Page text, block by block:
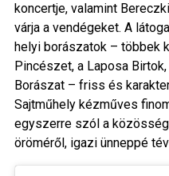
koncertje, valamint
várja a vendégeket. A
helyi borászatok – többek
Pincészet, a Laposa
Borászat – friss és
Sajtműhely kézműves
egyszerre szól a
öröméről, igazi ünneppé